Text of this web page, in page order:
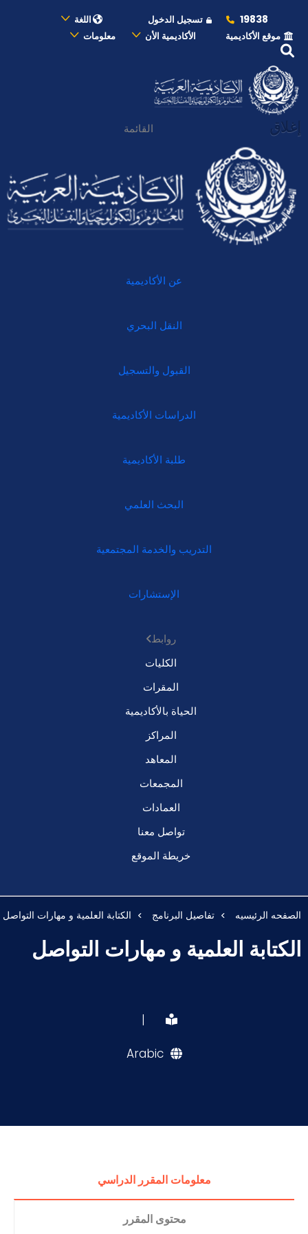
19838 تسجيل الدخول
اللغة
موقع الأكاديمية
الأكاديمية الأن معلومات
إغلاق القائمة
عن الأكاديمية
النقل البحري
القبول والتسجيل
الدراسات الأكاديمية
طلبة الأكاديمية
البحث العلمي
التدريب والخدمة المجتمعية
الإستشارات
روابط
الكليات
المقرات
الحياة بالأكاديمية
المراكز
المعاهد
المجمعات
العمادات
تواصل معنا
خريطة الموقع
الصفحه الرئيسيه تفاصيل البرنامج الكتابة العلمية و مهارات التواصل
الكتابة العلمية و مهارات التواصل
|
Arabic
معلومات المقرر الدراسي
محتوى المقرر